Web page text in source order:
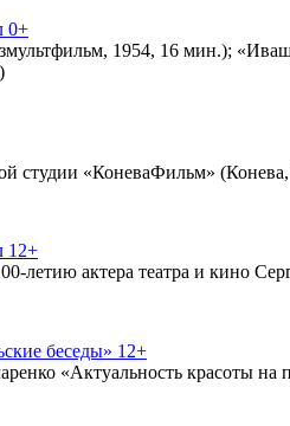
0+
1954, 16 мин.);
студии «КоневаФильм»
12+
летию актера театра и кино
беседы» 12+
«Актуальность красоты